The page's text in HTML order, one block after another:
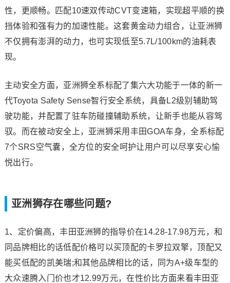
性，更顺畅。匹配10速双传动CVT变速箱，实现超平顺的换
挡体验和强有力的加速性能。这套黄金动力组合，让亚洲狮
不仅拥有澎湃的动力，也可实现低至5.7L/100km的油耗表
现。
主动安全方面，亚洲狮全系标配了集六大功能于一体的新一
代Toyota Safety Sense智行安全系统，具备L2级别辅助驾
驶功能，并配置了驻车防碰撞辅助系统，让新手也能从容驾
驭。而在被动安全上，亚洲狮采用丰田GOA车身，全系标配
7个SRS空气囊，全方位的安全呵护让用户可以尽享安心愉
悦出行。
亚洲狮存在哪些问题?
1、定价偏高，丰田亚洲狮的指导价在14.28-17.98万元，和
同品牌相比的话低配价格可以买顶配的卡罗拉双擎，顶配又
能买低配的凯美瑞;和其他品牌相比的话，同为A+级车型的
大众速腾入门价也才12.99万元，在性价比方面来看丰田亚